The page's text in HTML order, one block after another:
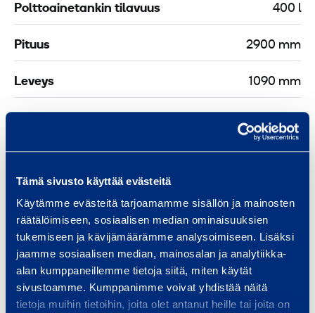
Tämä sivusto käyttää evästeitä
Käytämme evästeitä tarjoamamme sisällön ja mainosten
räätälöimiseen, sosiaalisen median ominaisuuksien
tukemiseen ja kävijämäärämme analysoimiseen. Lisäksi
jaamme sosiaalisen median, mainosalan ja analytiikka-
alan kumppaneillemme tietoja siitä, miten käytät
sivustoamme. Kumppanimme voivat yhdistää näitä
tietoja muihin tietoihin, joita olet antanut heille tai joita on
Polttoainetankin tilavuus 400 l
Pituus 2900 mm
Leveys 1090 mm
Turvallisuus
Asiakirjat
Samankaltaisia tuotteita